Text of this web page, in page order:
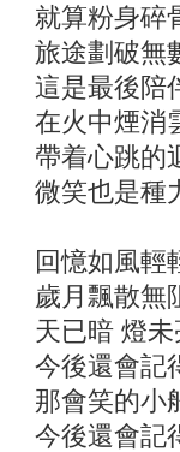
就算粉身碎
旅途劃破無
這是最後陪
在火中煙消
帶着心跳的
微笑也是種
回憶如風輕
歲月飄散無
天已暗 燈
今後還會記
那會笑的小
今後還會記